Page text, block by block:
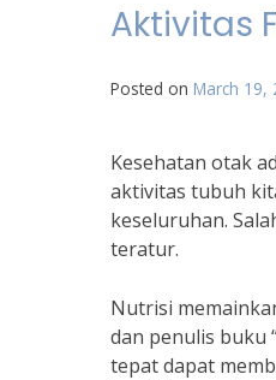
Aktivitas
Posted on March 19,
Kesehatan otak
aktivitas tubuh
keseluruhan.
teratur.
Nutrisi
dan penulis buku
tepat dapat